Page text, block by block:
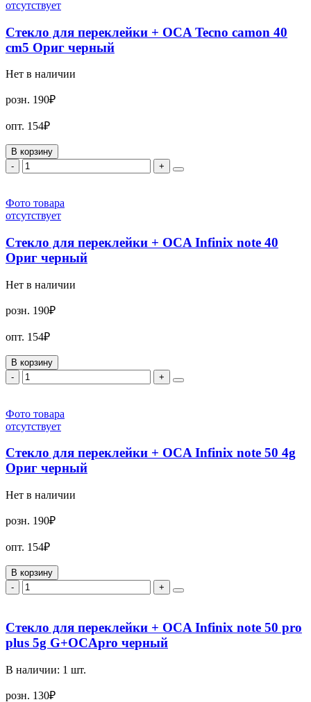
отсутствует
Стекло для переклейки + OCA Tecno camon 40
cm5 Ориг черный
Нет в наличии
розн. 190₽
опт. 154₽
В корзину
-
+
Фото товара
отсутствует
Стекло для переклейки + OCA Infinix note 40
Ориг черный
Нет в наличии
розн. 190₽
опт. 154₽
В корзину
-
+
Фото товара
отсутствует
Стекло для переклейки + OCA Infinix note 50 4g
Ориг черный
Нет в наличии
розн. 190₽
опт. 154₽
В корзину
-
+
Стекло для переклейки + OCA Infinix note 50 pro
plus 5g G+OCApro черный
В наличии: 1 шт.
розн. 130₽